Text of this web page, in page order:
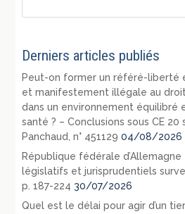
Derniers articles publiés
Peut-on former un référé-liberté
et manifestement illégale au
dans un environnement équilibré
santé ? – Conclusions sous CE 20
Panchaud, n° 451129 04/08/2026
République fédérale
législatifs et jurisprudentiels
p. 187-224 30/07/2026
Quel est le délai pour agir d’un